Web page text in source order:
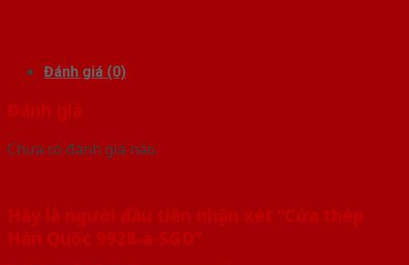
Đánh giá (0)
Đánh giá
Chưa có đánh giá nào.
Hãy là người đầu tiên nhận xét “Cửa thép
Hàn Quốc 9928-a-SGD”